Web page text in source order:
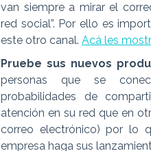
van siempre a mirar el
red social”. Por ello es
este otro canal. Acá les
Pruebe sus nuevos
personas que se
probabilidades de
atención en su red que en
correo electrónico) por lo
empresa haga sus